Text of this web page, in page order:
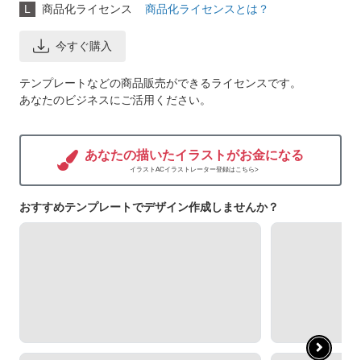
L 商品化ライセンス 商品化ライセンスとは？
今すぐ購入
テンプレートなどの商品販売ができるライセンスです。
あなたのビジネスにご活用ください。
あなたの描いたイラストがお金になる
イラストACイラストレーター登録はこちら>
おすすめテンプレートでデザイン作成しませんか？